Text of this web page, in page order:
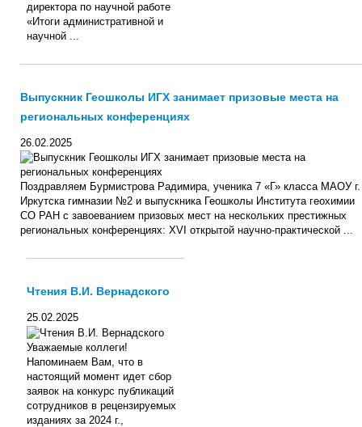
директора по научной работе
«Итоги административной и
научной ...
Выпускник Геошколы ИГХ занимает призовые места на
региональных конференциях
26.02.2025
Поздравляем Бурмистрова Радимира, ученика 7 «Г» класса МАОУ г.
Иркутска гимназии №2 и выпускника Геошколы Института геохимии
СО РАН с завоеванием призовых мест на нескольких престижных
региональных конференциях: XVI открытой научно-практической ...
Чтения В.И. Вернадского
25.02.2025
Уважаемые коллеги!
Напоминаем Вам, что в
настоящий момент идет сбор
заявок на конкурс публикаций
сотрудников в рецензируемых
изданиях за 2024 г.,